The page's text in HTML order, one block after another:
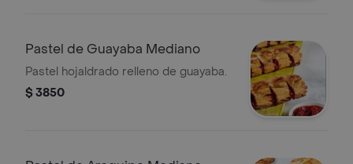
Pastel de Guayaba Mediano
Pastel hojaldrado relleno de guayaba.
$ 3850